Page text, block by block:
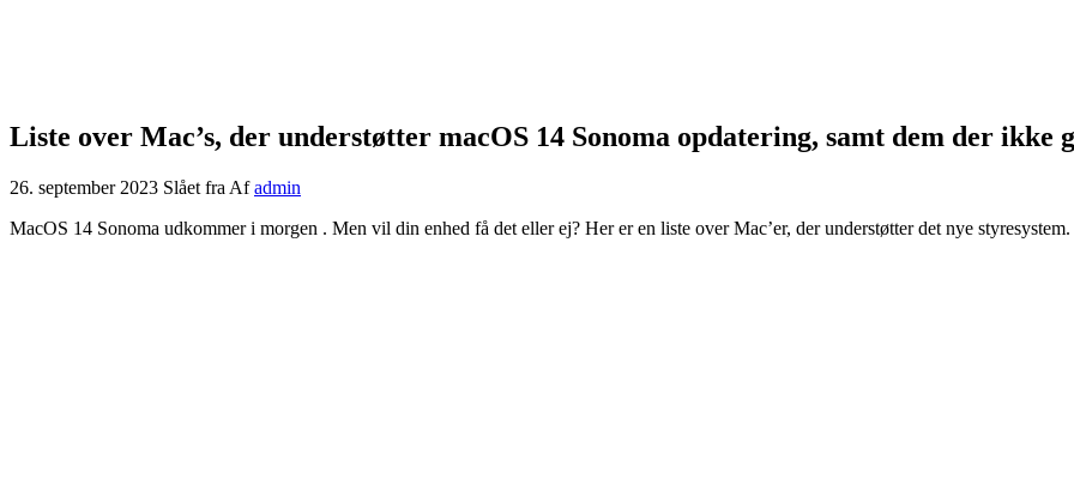
Liste over Mac’s, der understøtter macOS 14 Sonoma opdatering, samt dem der ikke
26. september 2023 Slået fra Af admin
MacOS 14 Sonoma udkommer i morgen . Men vil din enhed få det eller ej? Her er en liste over Mac’er, der understøtter det nye styresystem.